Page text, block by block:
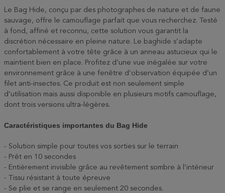
Le Bag Hide, conçu par des photographes de nature et de faune
sauvage, offre le camouflage parfait que vous recherchez. Testé
à fond, affiné et reconnu, cette solution vous garantit la
discrétion nécessaire en pleine nature. Le baghide s’adapte
confortablement à votre tête grâce à un anneau astucieux qui le
maintient bien en place. Profitez d’une vue inégalée sur votre
environnement grâce à une fenêtre d’observation équipée d’un
filet anti-insectes. Ce produit est non seulement simple
d’utilisation mais aussi disponible en plusieurs motifs camouflage,
dont trois versions ultra-légères.
Caractéristiques importantes du Bag Hide
- Solution simple pour toutes vos sorties sur le terrain
- Prêt en 10 secondes
- Entièrement invisible grâce au revêtement sombre à l’intérieur
- Tissu résistant à toute épreuve
- Se plie et se range en seulement 20 secondes.